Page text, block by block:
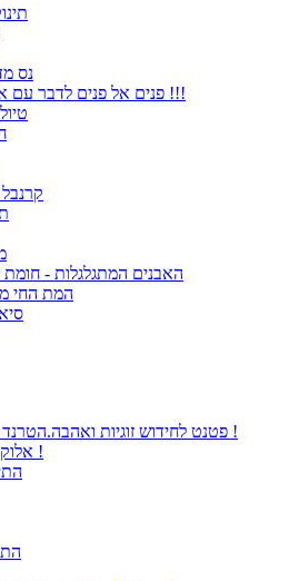
3
נס
פנים אל פנים לדבר עם אלוקים - חותם אמת !!!
האבנים המתגלגלות - חומת
המת החי
פטנט לחידוש זוגיות ואהבה.הטרנד שכובש את המדינה !
אלוקים לא חייב לך כלום !